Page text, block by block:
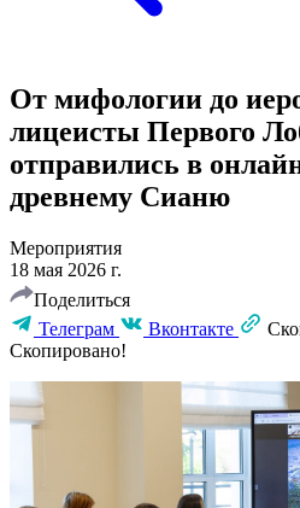
От мифологии до
лицеисты Первого
отправились в
древнему Сианю
Мероприятия
18 мая 2026 г.
Поделиться
Телеграм
Вконтакте
Скопировано!